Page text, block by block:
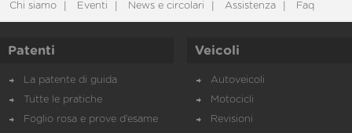
Chi siamo Eventi News e circolari Assistenza Faq
Patenti
La patente di guida
Tutte le pratiche
Foglio rosa e prove d’esame
Veicoli
Autoveicoli
Motocicli
Revisioni